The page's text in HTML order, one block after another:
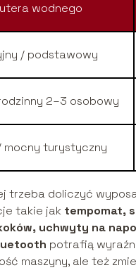
wodnego
/ podstawowy
2–3 osobowy
mocny turystyczny
trzeba doliczyć
takie jak tempomat,
uchwyty na
potrafią
maszyny, ale też